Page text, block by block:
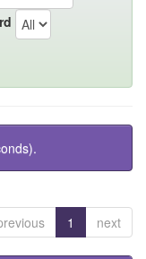
1 next